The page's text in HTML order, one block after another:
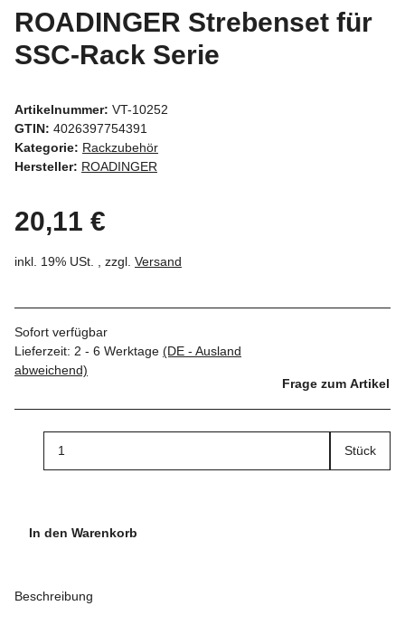
ROADINGER Strebenset für
SSC-Rack Serie
Artikelnummer: VT-10252
GTIN: 4026397754391
Kategorie: Rackzubehör
Hersteller: ROADINGER
20,11 €
inkl. 19% USt. , zzgl. Versand
Sofort verfügbar
Lieferzeit: 2 - 6 Werktage (DE - Ausland
abweichend)
Frage zum Artikel
Stück
In den Warenkorb
Beschreibung